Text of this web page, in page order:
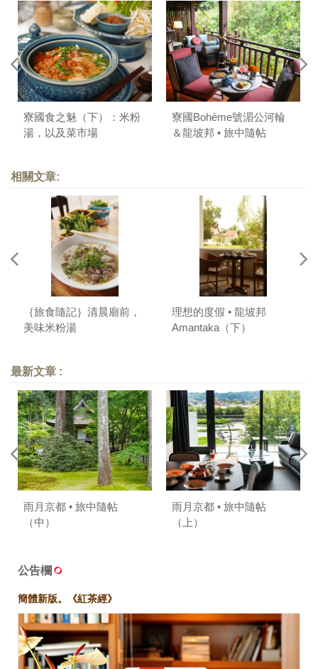
寮國食之魅（下）：米粉
湯，以及菜市場
寮國Bohème號湄公河輪
＆龍坡邦 • 旅中隨帖
相關文章:
｛旅食隨記｝清晨廟前，
美味米粉湯
理想的度假 • 龍坡邦
Amantaka（下）
最新文章 :
雨月京都 • 旅中隨帖
（中）
雨月京都 • 旅中隨帖
（上）
公告欄
簡體新版。《紅茶經》